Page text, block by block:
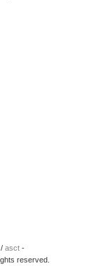
/ asct -
reserved.